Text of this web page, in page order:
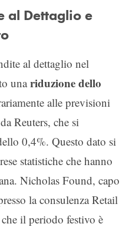
al Dettaglio e
al dettaglio nel
unariduzione dello
alle previsioni
Reuters, che si
0,4%. Questo dato si
statistiche che hanno
Nicholas Found, capo
la consulenza Retail
il periodo festivo è